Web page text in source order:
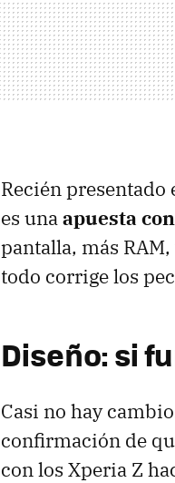
Recién presentado
es unaapuesta
pantalla, más
todo corrige los
Diseño: si
Casi no hay
confirmación de
con los Xperia Z